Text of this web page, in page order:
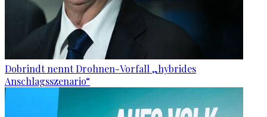
Dobrindt nennt Drohnen-Vorfall „hybrides
Anschlagsszenario“